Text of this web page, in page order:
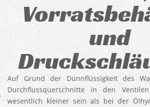
und
Auf Grund der Dünnflüssigkeit des
Durchflussquerschnitte in den
wesentlich kleiner sein als bei der